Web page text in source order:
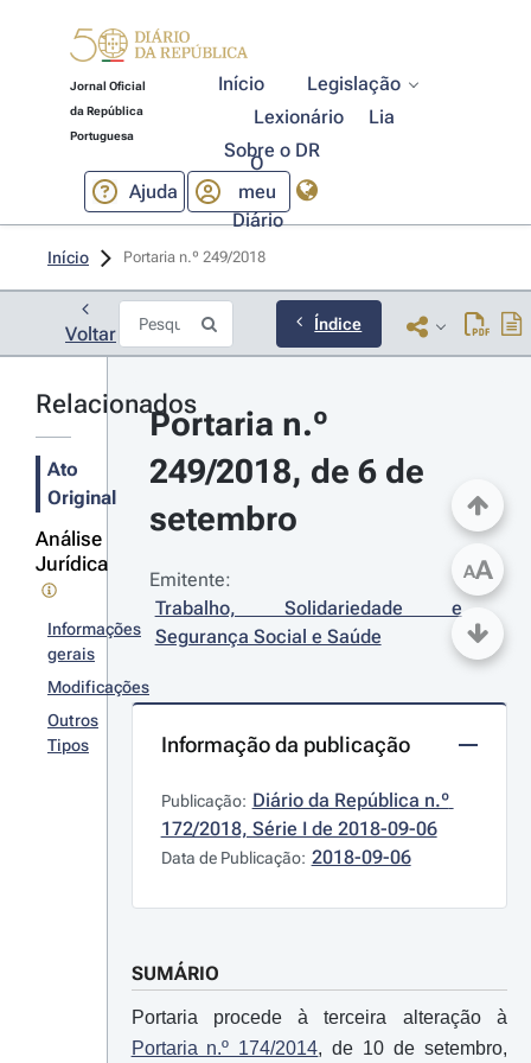
Jornal Oficial
da República
Portuguesa
Início
Legislação
Lexionário
Lia
Sobre o DR
Ajuda
O
meu
Diário
Início Portaria n.º 249/2018
Voltar Índice
Relacionados
Ato
Original
Análise
Jurídica
Informações
gerais
Modificações
Outros
Tipos
Portaria n.º
249/2018, de 6 de
setembro
Emitente:
Trabalho, Solidariedade e
Segurança Social e Saúde
Informação da publicação
Publicação: Diário da República n.º
172/2018, Série I de 2018-09-06
Data de Publicação: 2018-09-06
SUMÁRIO
Portaria procede à terceira alteração à
Portaria n.º 174/2014, de 10 de setembro,
AA